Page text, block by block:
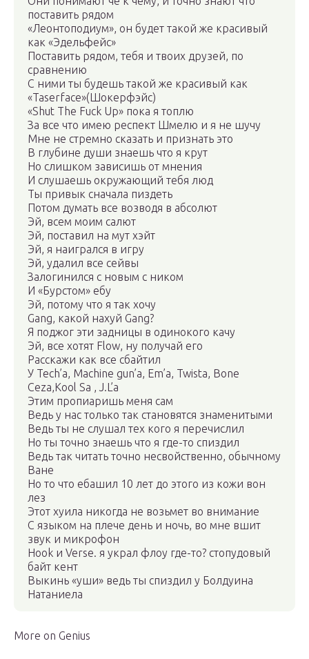
поставить рядом
«Леонтоподиум», он будет такой же красивый
как «Эдельфейс»
Поставить рядом, тебя и твоих друзей, по
сравнению
С ними ты будешь такой же красивый как
«Taserface»(Шокерфэйс)
«Shut The Fuck Up» пока я топлю
За все что имею респект Шмелю и я не шучу
Мне не стремно сказать и признать это
В глубине души знаешь что я крут
Но слишком зависишь от мнения
И слушаешь окружающий тебя люд
Ты привык сначала пиздеть
Потом думать все возводя в абсолют
Эй, всем моим салют
Эй, поставил на мут хэйт
Эй, я наигрался в игру
Эй, удалил все сейвы
Залогинился с новым с ником
И «Бурстом» ебу
Эй, потому что я так хочу
Gang, какой нахуй Gang?
Я поджог эти задницы в одинокого качу
Эй, все хотят Flow, ну получай его
Расскажи как все сбайтил
У Tech’a, Machine gun’a, Em’a, Twista, Bone
Ceza,Kool Sa , J.L’a
Этим пропиаришь меня сам
Ведь у нас только так становятся знаменитыми
Ведь ты не слушал тех кого я перечислил
Но ты точно знаешь что я где-то спиздил
Ведь так читать точно несвойственно, обычному
Ване
Но то что ебашил 10 лет до этого из кожи вон
лез
Этот хуила никогда не возьмет во внимание
С языком на плече день и ночь, во мне вшит
звук и микрофон
Hook и Verse. я украл флоу где-то? стопудовый
байт кент
Выкинь «уши» ведь ты спиздил у Болдуина
Натаниела
More on Genius